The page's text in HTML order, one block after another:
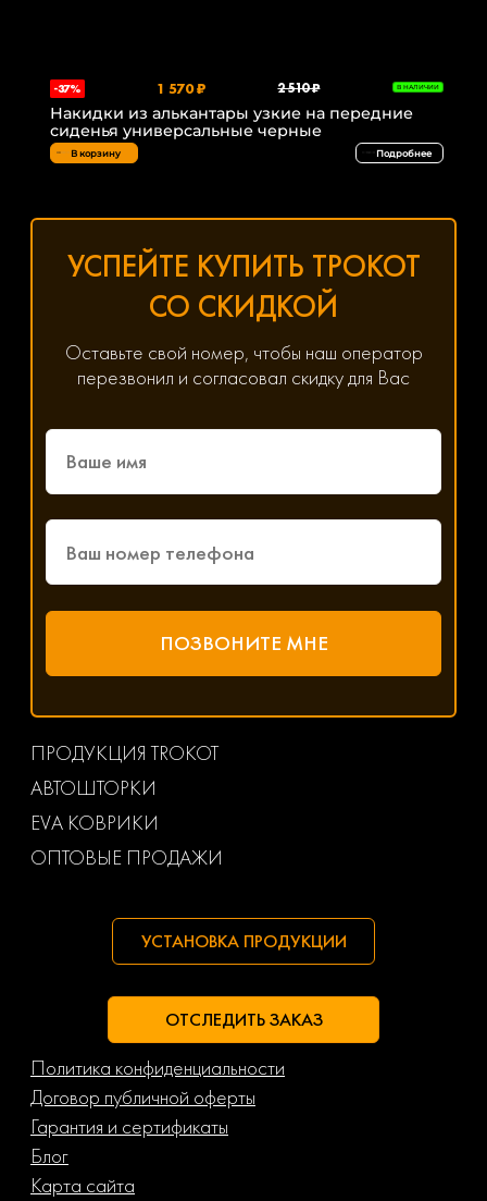
-37% 1 570 ₽ 2 510 ₽ В НАЛИЧИИ
Накидки из алькантары узкие на передние
сиденья универсальные черные
В корзину Подробнее
УСПЕЙТЕ КУПИТЬ ТРОКОТ
СО СКИДКОЙ
Оставьте свой номер, чтобы наш оператор
перезвонил и согласовал скидку для Вас
ПРОДУКЦИЯ TROKOT
АВТОШТОРКИ
EVA КОВРИКИ
ОПТОВЫЕ ПРОДАЖИ
УСТАНОВКА ПРОДУКЦИИ
ОТСЛЕДИТЬ ЗАКАЗ
Политика конфиденциальности
Договор публичной оферты
Гарантия и сертификаты
Блог
Карта сайта